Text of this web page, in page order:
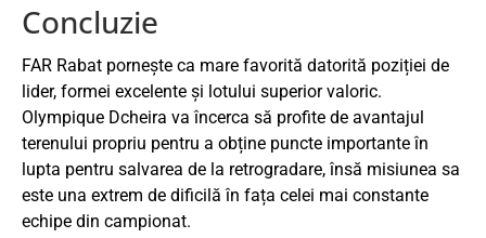
Concluzie
FAR Rabat pornește ca mare favorită datorită poziției de
lider, formei excelente și lotului superior valoric.
Olympique Dcheira va încerca să profite de avantajul
terenului propriu pentru a obține puncte importante în
lupta pentru salvarea de la retrogradare, însă misiunea sa
este una extrem de dificilă în fața celei mai constante
echipe din campionat.